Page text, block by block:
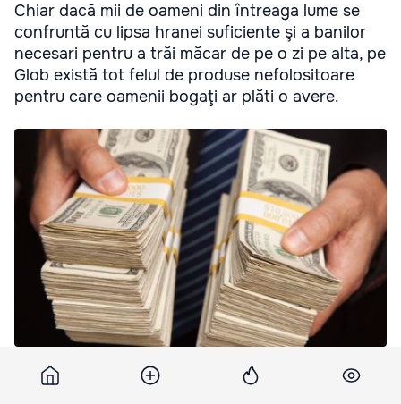
Chiar dacă mii de oameni din întreaga lume se
confruntă cu lipsa hranei suficiente şi a banilor
necesari pentru a trăi măcar de pe o zi pe alta, pe
Glob există tot felul de produse nefolositoare
pentru care oamenii bogaţi ar plăti o avere.
Pe Glob există tot felul de produse nefolositoare pentru care
oamenii bogaţi ar plăti o avere. Foto: Shutterstock